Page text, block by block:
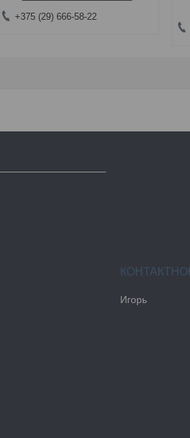
+375 (29) 666-58-22
Игорь